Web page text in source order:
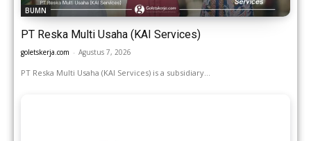
BUMN
PT Reska Multi Usaha (KAI Services)
goletskerja.com - Agustus 7, 2026
PT Reska Multi Usaha (KAI Services) is a subsidiary...